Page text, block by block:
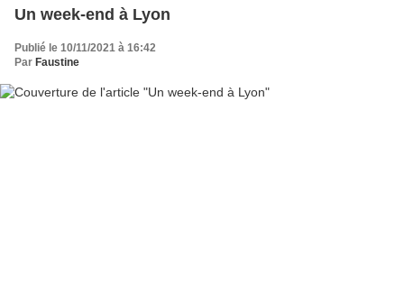
Un week-end à Lyon
Publié le 10/11/2021 à 16:42
Par Faustine